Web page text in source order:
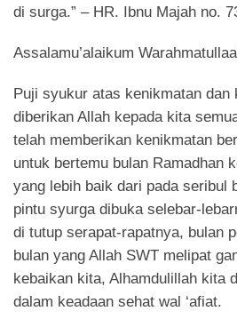
di surga.” – HR. Ibnu Majah no.
Assalamu’alaikum
Puji syukur atas kenikmatan dan
diberikan Allah kepada kita
telah memberikan kenikmatan
untuk bertemu bulan Ramadhan
yang lebih baik dari pada seribul
pintu syurga dibuka selebar-
di tutup serapat-rapatnya, bulan
bulan yang Allah SWT melipat
kebaikan kita, Alhamdulillah kita
dalam keadaan sehat wal ‘afiat.